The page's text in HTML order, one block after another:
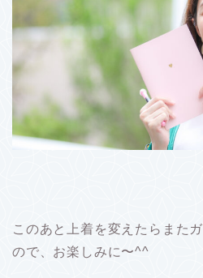
このあと上着を変えたらまた
ので、お楽しみに〜^^